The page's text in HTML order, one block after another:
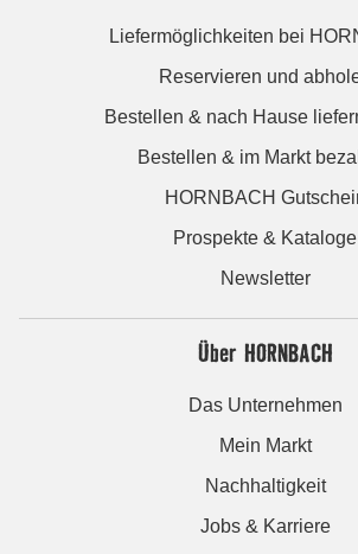
Liefermöglichkeiten bei
Reservieren und
Bestellen & nach Hause
Bestellen & im Markt
HORNBACH
Prospekte & Kataloge
Newsletter
Über HORNBACH
Das Unternehmen
Mein Markt
Nachhaltigkeit
Jobs & Karriere